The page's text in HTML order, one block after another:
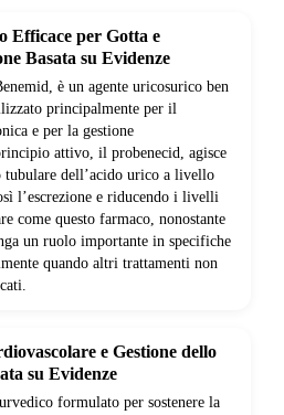
Efficace per Gotta e
Basata su Evidenze
è un agente uricosurico ben
principalmente per il
e per la gestione
attivo, il probenecid, agisce
dell’acido urico a livello
l’escrezione e riducendo i livelli
come questo farmaco, nonostante
un ruolo importante in specifiche
quando altri trattamenti non
e Gestione dello
su Evidenze
formulato per sostenere la